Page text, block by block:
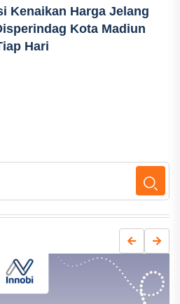
Kenaikan Harga Jelang
Kota Madiun
Hari